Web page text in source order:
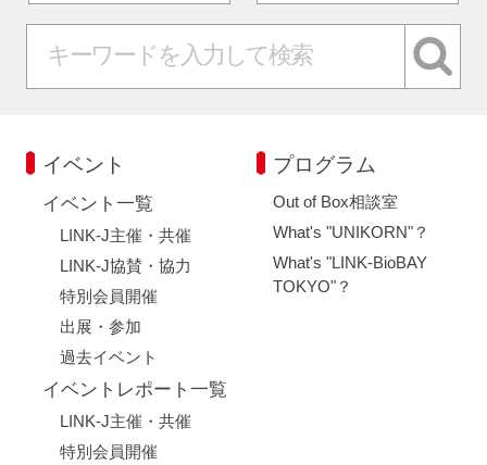
イベント
イベント一覧
LINK-J主催・共催
LINK-J協賛・協力
特別会員開催
出展・参加
過去イベント
イベントレポート一覧
LINK-J主催・共催
特別会員開催
プログラム
Out of Box相談室
What's "UNIKORN"？
What's "LINK-BioBAY
TOKYO"？